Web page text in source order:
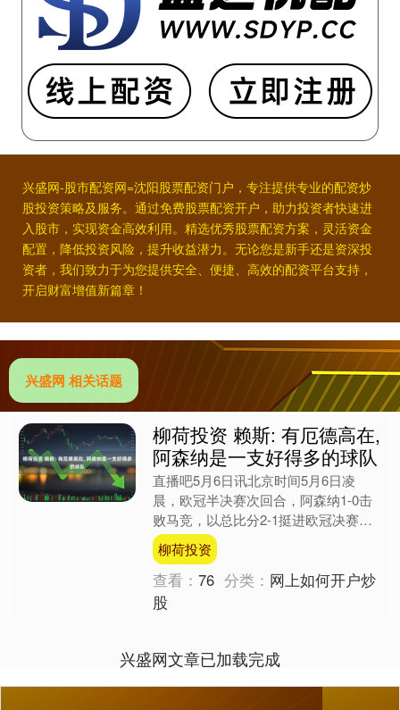
兴盛网-股市配资网=沈阳股票配资门户，专注提供专业的配资炒
股投资策略及服务。通过免费股票配资开户，助力投资者快速进
入股市，实现资金高效利用。精选优秀股票配资方案，灵活资金
配置，降低投资风险，提升收益潜力。无论您是新手还是资深投
资者，我们致力于为您提供安全、便捷、高效的配资平台支持，
开启财富增值新篇章！
兴盛网 相关话题
柳荷投资 赖斯: 有厄德高在,
阿森纳是一支好得多的球队
直播吧5月6日讯北京时间5月6日凌
晨，欧冠半决赛次回合，阿森纳1-0击
败马竞，以总比分2-1挺进欧冠决赛，
赖斯在赛后接受了采访。 恭喜阿森纳
进入欧冠决赛，你能描....
柳荷投资
查看：76 分类： 网上如何开户炒
股
兴盛网文章已加载完成